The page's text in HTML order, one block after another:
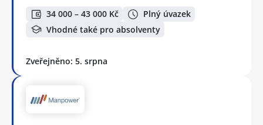
34 000 – 43 000 Kč
Plný úvazek
Vhodné také pro absolventy
Zveřejněno: 5. srpna